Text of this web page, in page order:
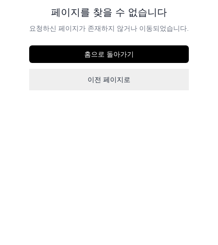
페이지를 찾을 수 없습니다
요청하신 페이지가 존재하지 않거나 이동되었습니다.
홈으로 돌아가기
이전 페이지로